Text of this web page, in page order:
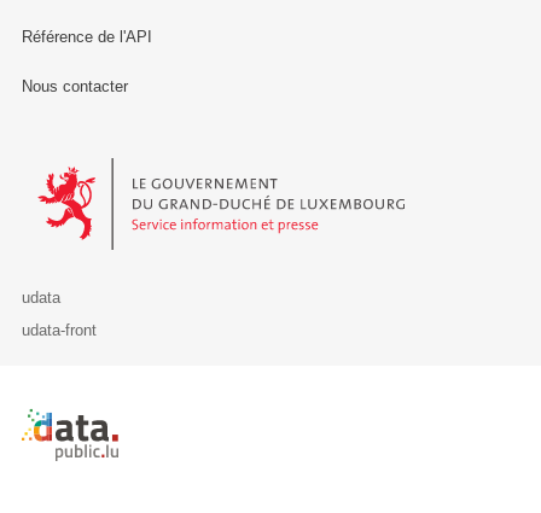
Référence de l'API
Nous contacter
Le Gouvernement du Grand-Duché de Luxembourg - Service
udata
udata-front
Retour à l'accueil de data.public.lu